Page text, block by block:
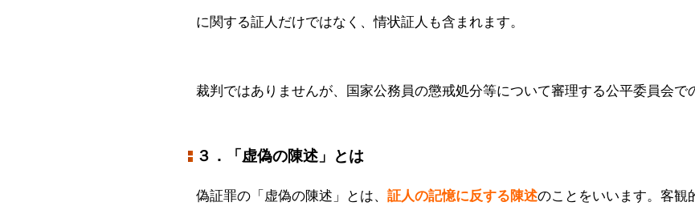
に関する証人だけではなく、情状証人も含まれます。
裁判ではありませんが、国家公務員の懲戒処分等について審理する公平委員会で
３．「虚偽の陳述」とは
偽証罪の「虚偽の陳述」とは、 証人の記憶に反する陳述のことをいいます。客観